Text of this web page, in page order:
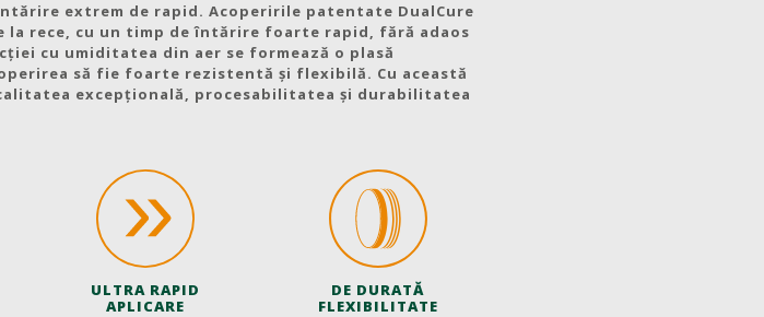
extrem de rapid. Acoperirile patentate DualCure
rece, cu un timp de întărire foarte rapid, fără adaos
cu umiditatea din aer se formează o plasă
să fie foarte rezistentă și flexibilă. Cu această
excepțională, procesabilitatea și durabilitatea
ULTRA RAPID
APLICARE
DE DURATĂ
FLEXIBILITATE